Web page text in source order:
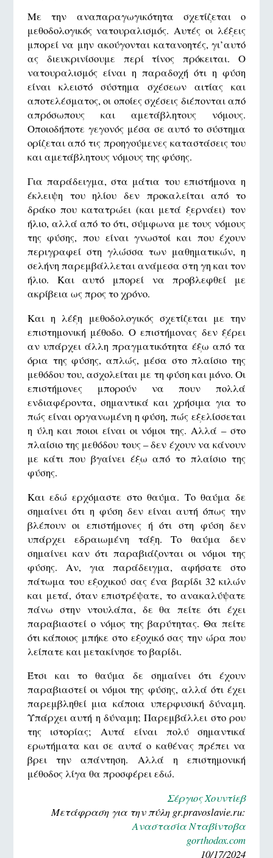
Με την αναπαραγωγικότητα σχετίζεται ο
μεθοδολογικός νατουραλισμός. Αυτές οι λέξεις
μπορεί να μην ακούγονται κατανοητές, γι’αυτό
ας διευκρινίσουμε περί τίνος πρόκειται. Ο
νατουραλισμός είναι η παραδοχή ότι η φύση
είναι κλειστό σύστημα σχέσεων αιτίας και
αποτελέσματος, οι οποίες σχέσεις διέπονται από
απρόσωπους και αμετάβλητους νόμους.
Οποιοδήποτε γεγονός μέσα σε αυτό το σύστημα
ορίζεται από τις προηγούμενες καταστάσεις του
και αμετάβλητους νόμους της φύσης.
Για παράδειγμα, στα μάτια του επιστήμονα η
έκλειψη του ηλίου δεν προκαλείται από το
δράκο που κατατρώει (και μετά ξερνάει) τον
ήλιο, αλλά από το ότι, σύμφωνα με τους νόμους
της φύσης, που είναι γνωστοί και που έχουν
περιγραφεί στη γλώσσα των μαθηματικών, η
σελήνη παρεμβάλλεται ανάμεσα στη γη και τον
ήλιο. Και αυτό μπορεί να προβλεφθεί με
ακρίβεια ως προς το χρόνο.
Και η λέξη μεθοδολογικός σχετίζεται με την
επιστημονική μέθοδο. Ο επιστήμονας δεν ξέρει
αν υπάρχει άλλη πραγματικότητα έξω από τα
όρια της φύσης, απλώς, μέσα στο πλαίσιο της
μεθόδου του, ασχολείται με τη φύση και μόνο. Οι
επιστήμονες μπορούν να πουν πολλά
ενδιαφέροντα, σημαντικά και χρήσιμα για το
πώς είναι οργανωμένη η φύση, πώς εξελίσσεται
η ύλη και ποιοι είναι οι νόμοι της. Αλλά – στο
πλαίσιο της μεθόδου τους – δεν έχουν να κάνουν
με κάτι που βγαίνει έξω από το πλαίσιο της
φύσης.
Και εδώ ερχόμαστε στο θαύμα. Το θαύμα δε
σημαίνει ότι η φύση δεν είναι αυτή όπως την
βλέπουν οι επιστήμονες ή ότι στη φύση δεν
υπάρχει εδραιωμένη τάξη. Το θαύμα δεν
σημαίνει καν ότι παραβιάζονται οι νόμοι της
φύσης. Αν, για παράδειγμα, αφήσατε στο
πάτωμα του εξοχικού σας ένα βαρίδι 32 κιλών
και μετά, όταν επιστρέψατε, το ανακαλύψατε
πάνω στην ντουλάπα, δε θα πείτε ότι έχει
παραβιαστεί ο νόμος της βαρύτητας. Θα πείτε
ότι κάποιος μπήκε στο εξοχικό σας την ώρα που
λείπατε και μετακίνησε το βαρίδι.
Έτσι και το θαύμα δε σημαίνει ότι έχουν
παραβιαστεί οι νόμοι της φύσης, αλλά ότι έχει
παρεμβληθεί μια κάποια υπερφυσική δύναμη.
Υπάρχει αυτή η δύναμη; Παρεμβάλλει στο ρου
της ιστορίας; Αυτά είναι πολύ σημαντικά
ερωτήματα και σε αυτά ο καθένας πρέπει να
βρει την απάντηση. Αλλά η επιστημονική
μέθοδος λίγα θα προσφέρει εδώ.
Σέργιος Χουντίεβ
Μετάφραση για την πύλη gr.pravoslavie.ru:
Αναστασία Νταβίντοβα
gorthodox.com
10/17/2024